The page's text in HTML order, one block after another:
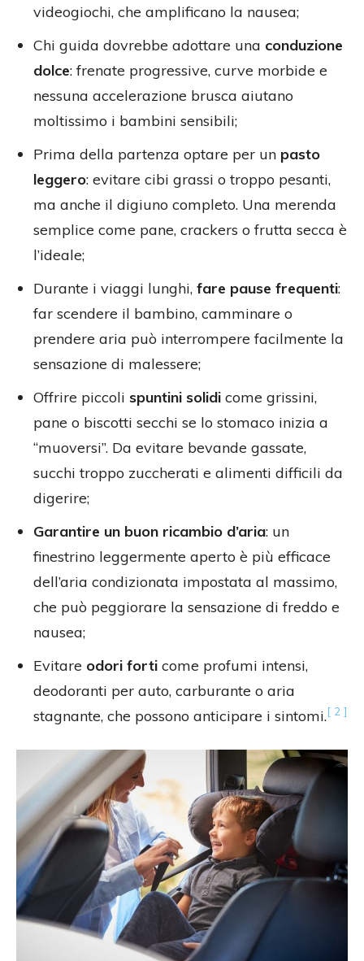
videogiochi, che amplificano la nausea;
Chi guida dovrebbe adottare una conduzione
dolce: frenate progressive, curve morbide e
nessuna accelerazione brusca aiutano
moltissimo i bambini sensibili;
Prima della partenza optare per un pasto
leggero: evitare cibi grassi o troppo pesanti,
ma anche il digiuno completo. Una merenda
semplice come pane, crackers o frutta secca è
l’ideale;
Durante i viaggi lunghi, fare pause frequenti:
far scendere il bambino, camminare o
prendere aria può interrompere facilmente la
sensazione di malessere;
Offrire piccoli spuntini solidi come grissini,
pane o biscotti secchi se lo stomaco inizia a
“muoversi”. Da evitare bevande gassate,
succhi troppo zuccherati e alimenti difficili da
digerire;
Garantire un buon ricambio d’aria: un
finestrino leggermente aperto è più efficace
dell’aria condizionata impostata al massimo,
che può peggiorare la sensazione di freddo e
nausea;
Evitare odori forti come profumi intensi,
deodoranti per auto, carburante o aria
stagnante, che possono anticipare i sintomi.[ 2 ]